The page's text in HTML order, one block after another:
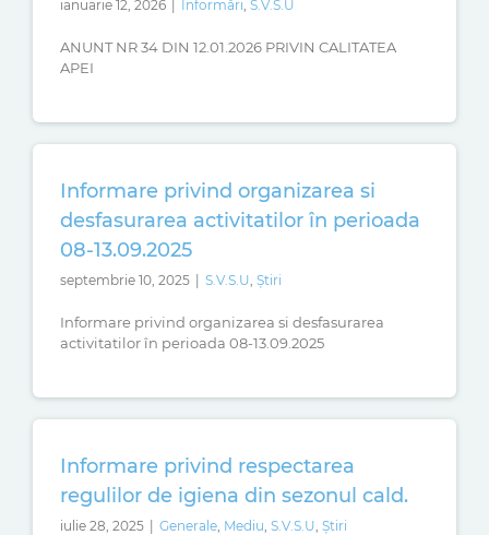
ianuarie 12, 2026 | Informări S.V.S.U
ANUNT NR 34 DIN 12.01.2026 PRIVIN CALITATEA
APEI
Informare privind organizarea si
desfasurarea activitatilor în perioada
08-13.09.2025
septembrie 10, 2025 | S.V.S.U Știri
Informare privind organizarea si desfasurarea
activitatilor în perioada 08-13.09.2025
Informare privind respectarea
regulilor de igiena din sezonul cald.
iulie 28, 2025 | Generale Mediu S.V.S.U Știri